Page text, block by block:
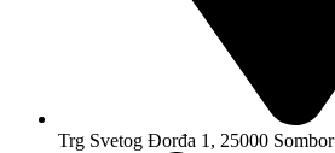
Trg Svetog Đorđa 1, 25000 Sombor